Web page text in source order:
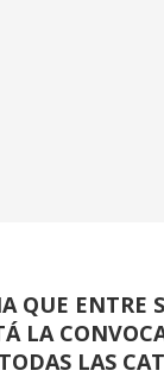
QUE ENTRE
LA
LAS